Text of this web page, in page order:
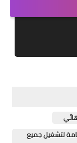
لتشغيل جميع